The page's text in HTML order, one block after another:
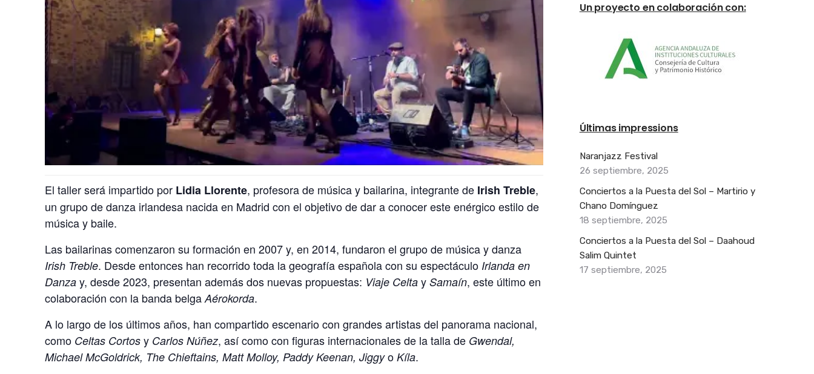
El taller será impartido por Lidia Llorente, profesora de música y bailarina, integrante de Irish Treble,
un grupo de danza irlandesa nacida en Madrid con el objetivo de dar a conocer este enérgico estilo de
música y baile.
Las bailarinas comenzaron su formación en 2007 y, en 2014, fundaron el grupo de música y danza
Irish Treble. Desde entonces han recorrido toda la geografía española con su espectáculo Irlanda en
Danza y, desde 2023, presentan además dos nuevas propuestas: Viaje Celta y Samaín, este último en
colaboración con la banda belgaAérokorda.
A lo largo de los últimos años, han compartido escenario con grandes artistas del panorama nacional,
como Celtas Cortos y Carlos Núñez, así como con figuras internacionales de la talla de Gwendal,
Michael McGoldrick, The Chieftains, Matt Molloy, Paddy Keenan, Jiggyo Kíla.
Un proyecto en colaboración con:
Últimas impressions
Naranjazz Festival
26 septiembre, 2025
Conciertos a la Puesta del Sol – Martirio y
Chano Domínguez
18 septiembre, 2025
Conciertos a la Puesta del Sol – Daahoud
Salim Quintet
17 septiembre, 2025